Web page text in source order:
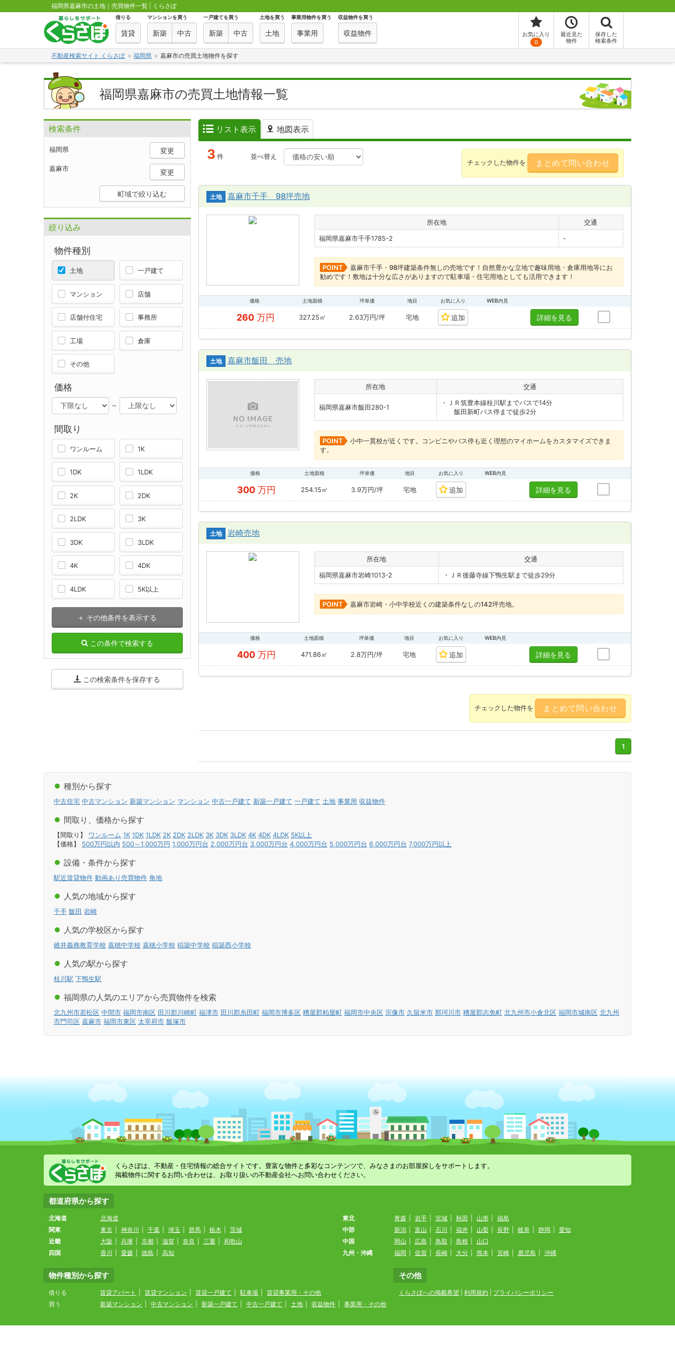
福岡県嘉麻市の土地｜売買物件一覧 | くらさぽ
借りる
賃貸
マンションを買う
新築 中古
一戸建てを買う
新築 中古
土地を買う
土地
事業用物件を買う
事業用
収益物件を買う
収益物件
お気に入り
0
最近見た
物件
保存した
検索条件
不動産検索サイト くらさぽ 福岡県 嘉麻市の売買土地物件を探す
福岡県嘉麻市の売買土地情報一覧
リスト表示 地図表示
3 件 並べ替え
チェックした物件を まとめて問い合わせ
土地 嘉麻市千手 98坪売地
所在地
交通
福岡県嘉麻市千手1785-2
-
POINT
嘉麻市千手・98坪建築条件無しの売地です！自然豊かな立地で趣味用地・倉庫用地等にお
勧めです！敷地は十分な広さがありますので駐車場・住宅用地としても活用できます！
価格 土地面積 坪単価 地目 お気に入り WEB内見
260 万円 327.25㎡ 2.63万円/坪 宅地 追加 詳細を見る
土地 嘉麻市飯田 売地
所在地 交通
福岡県嘉麻市飯田280-1
・ＪＲ筑豊本線桂川駅までバスで14分
飯田新町バス停まで徒歩2分
POINT
小中一貫校が近くです。コンビニやバス停も近く理想のマイホームをカスタマイズできま
す。
価格 土地面積 坪単価 地目 お気に入り WEB内見
300 万円 254.15㎡ 3.9万円/坪 宅地 追加 詳細を見る
土地 岩崎売地
所在地
交通
福岡県嘉麻市岩崎1013-2
・ＪＲ後藤寺線下鴨生駅まで徒歩29分
POINT 嘉麻市岩崎・小中学校近くの建築条件なしの142坪売地。
価格 土地面積 坪単価 地目 お気に入り WEB内見
400 万円 471.86㎡ 2.8万円/坪 宅地 追加 詳細を見る
チェックした物件を まとめて問い合わせ
1
検索条件
福岡県 変更
嘉麻市 変更
町域で絞り込む
絞り込み
物件種別
土地 一戸建て
マンション 店舗
店舗付住宅 事務所
工場 倉庫
その他
価格
～
間取り
ワンルーム 1K
1DK 1LDK
2K 2DK
2LDK 3K
3DK 3LDK
4K 4DK
4LDK 5K以上
＋ その他条件を表示する
この条件で検索する
この検索条件を保存する
種別から探す
中古住宅 中古マンション 新築マンション マンション 中古一戸建て 新築一戸建て 一戸建て 土地 事業用 収益物件
間取り、価格から探す
【間取り】 ワンルーム 1K 1DK 1LDK 2K 2DK 2LDK 3K 3DK 3LDK 4K 4DK 4LDK 5K以上
【価格】
500万円以内 500～1,000万円 1,000万円台 2,000万円台 3,000万円台 4,000万円台 5,000万円台 6,000万円台 7,000万円以上
設備・条件から探す
駅近賃貸物件 動画あり売買物件 角地
人気の地域から探す
千手 飯田 岩崎
人気の学校区から探す
碓井義務教育学校 嘉穂中学校 嘉穂小学校 稲築中学校 稲築西小学校
人気の駅から探す
桂川駅 下鴨生駅
福岡県の人気のエリアから売買物件を検索
北九州市若松区 中間市 福岡市南区 田川郡川崎町 福津市 田川郡糸田町 福岡市博多区 糟屋郡粕屋町 福岡市中央区 宗像市 久留米市 那珂川市 糟屋郡志免町 北九州市小倉北区 福岡市城南区 北九州
市門司区 嘉麻市 福岡市東区 太宰府市 飯塚市
くらさぽは、不動産・住宅情報の総合サイトです。豊富な物件と多彩なコンテンツで、みなさまのお部屋探しをサポートします。
掲載物件に関するお問い合わせは、お取り扱いの不動産会社へお問い合わせください。
都道府県から探す
北海道 北海道 東北 青森 岩手 宮城 秋田 山形
福島
関東
東京 神奈川 千葉 埼玉 群馬 栃木 茨城 中部 新潟 富山 石川 福井 山梨 長野 岐阜 静岡
愛知
近畿
大阪 兵庫 京都 滋賀 奈良 三重 和歌山 中国 岡山 広島 鳥取 島根
山口
四国
香川 愛媛 徳島 高知 九州・沖縄 福岡 佐賀 長崎 大分 熊本 宮崎 鹿児島 沖縄
物件種別から探す その他
借りる 賃貸アパート 賃貸マンション 賃貸一戸建て 駐車場 賃貸事業用・その他 くらさぽへの掲載希望 利用規約
プライバシーポリシー
買う
新築マンション 中古マンション 新築一戸建て 中古一戸建て 土地 収益物件 事業用・その他